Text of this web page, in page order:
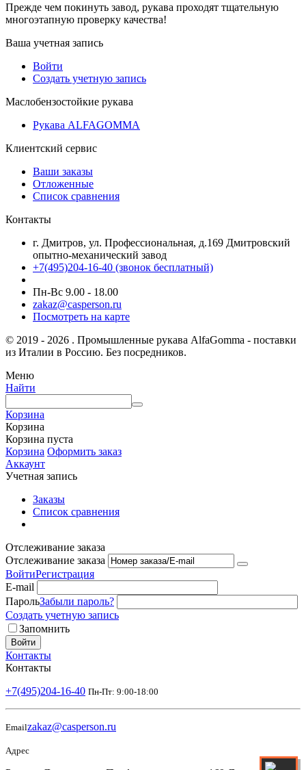
Прежде чем покинуть завод, рукава проходят тщательную
многоэтапную проверку качества!
Ваша учетная запись
Войти
Создать учетную запись
Маслобензостойкие рукава
Рукава ALFAGOMMA
Клиентский сервис
Ваши заказы
Отложенные
Список сравнения
Контакты
г. Дмитров, ул. Профессиональная, д.169 Дмитровский
опытно-механический завод
+7(495)204-16-40 (звонок бесплатный)
Пн-Вс 9.00 - 18.00
zakaz@casperson.ru
Посмотреть на карте
© 2019 - 2026 . Промышленные рукава AlfaGomma - поставки
из Италии в Россию. Без посредников.
Меню
Найти
Корзина
Корзина
Корзина пуста
Корзина Оформить заказ
Аккаунт
Учетная запись
Заказы
Список сравнения
Отслеживание заказа
Отслеживание заказа
ВойтиРегистрация
E-mail
ПарольЗабыли пароль?
Создать учетную запись
Запомнить
Войти
Контакты
Контакты
+7(495)204-16-40 Пн-Пт: 9:00-18:00
Emailzakaz@casperson.ru
Адрес